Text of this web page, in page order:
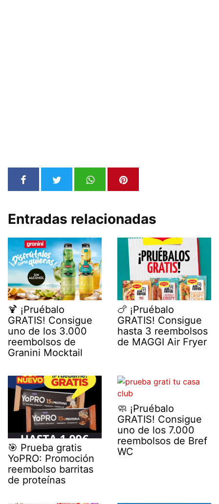
Entradas relacionadas
🍹 ¡Pruébalo
GRATIS! Consigue
uno de los 3.000
reembolsos de
Granini Mocktail
🍗 ¡Pruébalo
GRATIS! Consigue
hasta 3 reembolsos
de MAGGI Air Fryer
🎯 Prueba gratis
YoPRO: Promoción
reembolso barritas
de proteínas
🧼 ¡Pruébalo
GRATIS! Consigue
uno de los 7.000
reembolsos de Bref
WC